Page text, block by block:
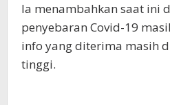
Ia menambahkan saat ini
penyebaran Covid-19
info yang diterima masih
tinggi.